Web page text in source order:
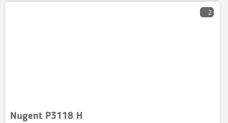
2
Nugent P3118 H